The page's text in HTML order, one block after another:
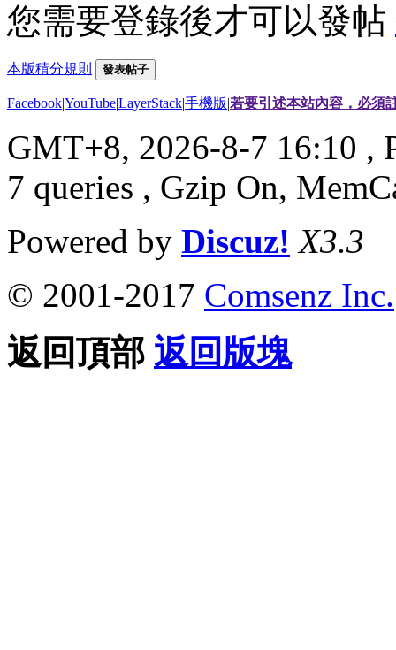
您需要登錄後才可以發帖
本版積分規則 發表帖子
Facebook|YouTube|LayerStack|手機版|若要引述本站內容，必須
GMT+8, 2026-8-7 16:10 ,
7 queries , Gzip On,
Powered by Discuz! X3.3
© 2001-2017 Comsenz Inc.
返回頂部 返回版塊